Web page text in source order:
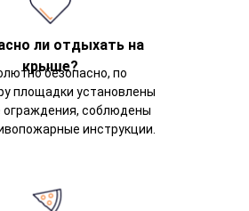
ли отдыхать на
крыше?
безопасно, по
площадки установлены
ограждения, соблюдены
инструкции.